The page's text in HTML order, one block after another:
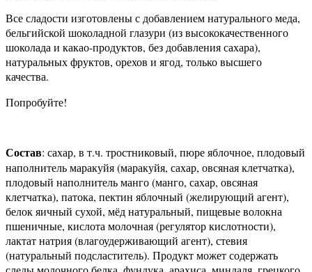
Все сладости изготовлены с добавлением натурального меда,
бельгийской шоколадной глазури (из высококачественного
шоколада и какао-продуктов, без добавления сахара),
натуральных фруктов, орехов и ягод, только высшего
качества.
Попробуйте!
Состав: сахар, в т.ч. тростниковый, пюре яблочное, плодовый
наполнитель маракуйя (маракуйя, сахар, овсяная клетчатка),
плодовый наполнитель манго (манго, сахар, овсяная
клетчатка), патока, пектин яблочный (желирующий агент),
белок яичный сухой, мёд натуральный, пищевые волокна
пшеничные, кислота молочная (регулятор кислотности),
лактат натрия (влагоудерживающий агент), стевия
(натуральный подсластитель). Продукт может содержать